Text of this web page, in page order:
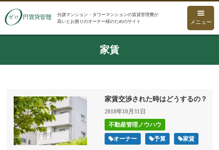
メニュー
分譲マンション・タワーマンションの賃貸管理費が
高いとお困りのオーナー様のためのサイト
家賃
家賃交渉された時はどうするの？
2018年10月31日
不動産管理ノウハウ
オーナー 予算 家賃